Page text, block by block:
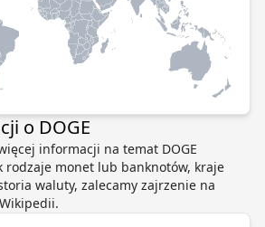
o DOGE
informacji na temat DOGE
rodzaje monet lub banknotów, kraje
waluty, zalecamy zajrzenie na